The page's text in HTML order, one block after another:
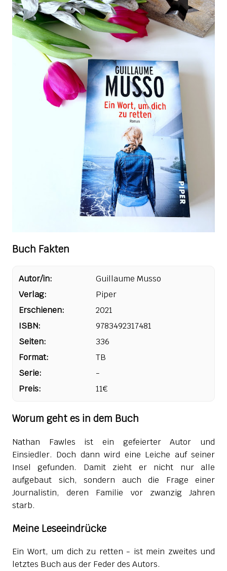
Buch Fakten
Autor/in:
Guillaume Musso
Verlag:
Piper
Erschienen:
2021
ISBN:
9783492317481
Seiten:
336
Format:
TB
Serie:
-
Preis:
11€
Worum geht es in dem Buch
Nathan Fawles ist ein gefeierter Autor und
Einsiedler. Doch dann wird eine Leiche auf seiner
Insel gefunden. Damit zieht er nicht nur alle
aufgebaut sich, sondern auch die Frage einer
Journalistin, deren Familie vor zwanzig Jahren
starb.
Meine Leseeindrücke
Ein Wort, um dich zu retten - ist mein zweites und
letztes Buch aus der Feder des Autors.